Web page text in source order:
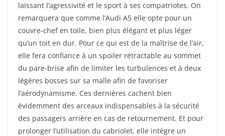
laissant l’agressivité et le sport à ses compatriotes. On
remarquera que comme l’Audi A5 elle opte pour un
couvre-chef en toile, bien plus élégant et plus léger
qu’un toit en dur. Pour ce qui est de la maîtrise de l’air,
elle fera confiance à un spoiler rétractable au sommet
du pare-brise afin de limiter les turbulences et à deux
légères bosses sur sa malle afin de favoriser
l’aérodynamisme. Ces dernières cachent bien
évidemment des arceaux indispensables à la sécurité
des passagers arrière en cas de retournement. Et pour
prolonger l’utilisation du cabriolet, elle intègre un